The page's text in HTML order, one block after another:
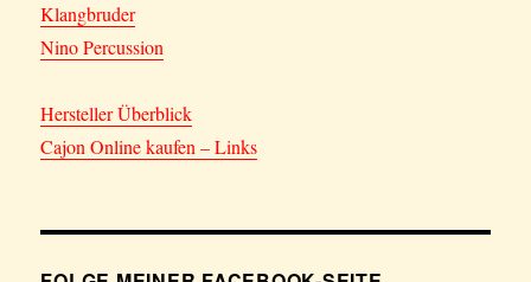
Klangbruder
Nino Percussion
Hersteller Überblick
Cajon Online kaufen – Links